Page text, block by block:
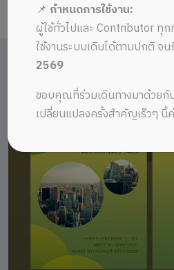
📌กำหนดการใช้งาน:
ผู้ใช้ทั่วไปและ Contributor ทุก
ใช้งานระบบเดิมได้ตามปกติ จ
2569
ขอบคุณที่ร่วมเดินทางมาด้วยกั
เปลี่ยนแปลงครั้งสำคัญเร็วๆ นี้